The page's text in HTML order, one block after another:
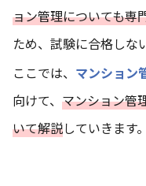
ョン管理についても専
ため、試験に合格しな
ここでは、 マンション
向けて、 マンション管
いて解説していきます。